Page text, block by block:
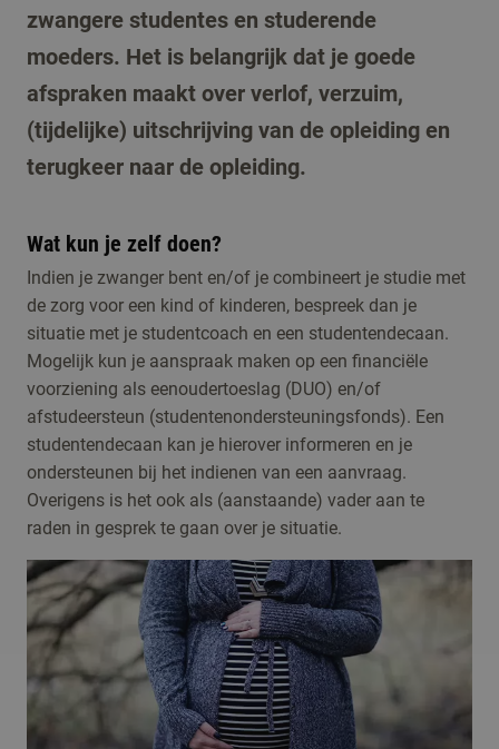
zwangere studentes en studerende
moeders. Het is belangrijk dat je goede
afspraken maakt over verlof, verzuim,
(tijdelijke) uitschrijving van de opleiding en
terugkeer naar de opleiding.
Wat kun je zelf doen?
Indien je zwanger bent en/of je combineert je studie met
de zorg voor een kind of kinderen, bespreek dan je
situatie met je studentcoach en een studentendecaan.
Mogelijk kun je aanspraak maken op een financiële
voorziening als eenoudertoeslag (DUO) en/of
afstudeersteun (studentenondersteuningsfonds). Een
studentendecaan kan je hierover informeren en je
ondersteunen bij het indienen van een aanvraag.
Overigens is het ook als (aanstaande) vader aan te
raden in gesprek te gaan over je situatie.